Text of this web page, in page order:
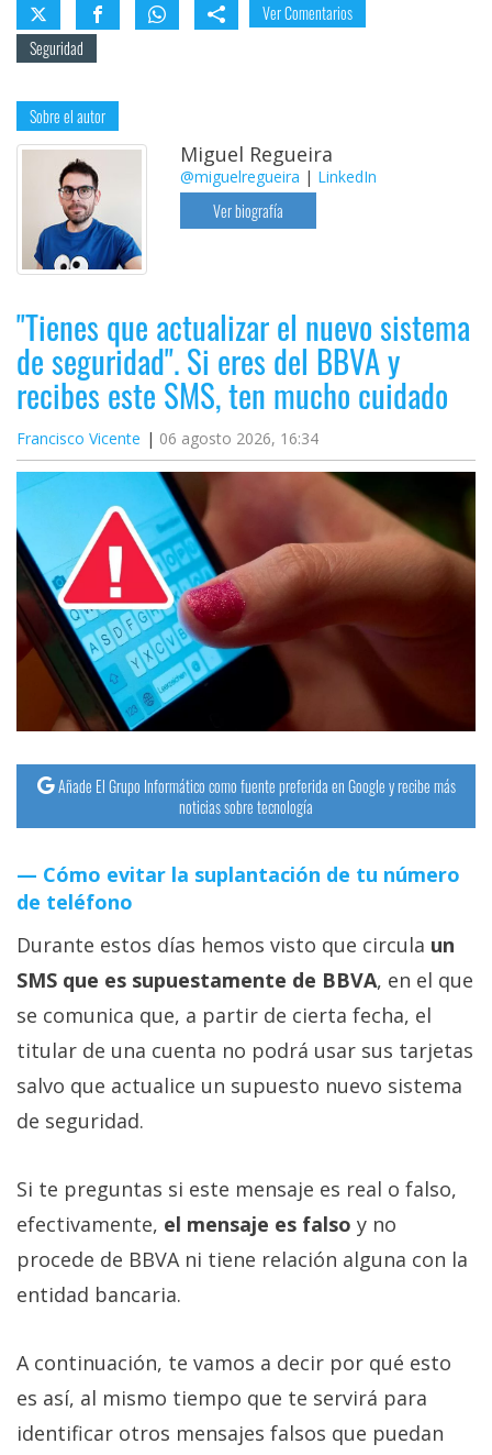
Ver Comentarios
Seguridad
Sobre el autor
Miguel Regueira
@miguelregueira | LinkedIn
Ver biografía
"Tienes que actualizar el nuevo sistema
de seguridad". Si eres del BBVA y
recibes este SMS, ten mucho cuidado
Francisco Vicente 06 agosto 2026, 16:34
Añade El Grupo Informático como fuente preferida en Google y recibe más
noticias sobre tecnología
Cómo evitar la suplantación de tu número
de teléfono
Durante estos días hemos visto que circula un
SMS que es supuestamente de BBVA, en el que
se comunica que, a partir de cierta fecha, el
titular de una cuenta no podrá usar sus tarjetas
salvo que actualice un supuesto nuevo sistema
de seguridad.
Si te preguntas si este mensaje es real o falso,
efectivamente, el mensaje es falso y no
procede de BBVA ni tiene relación alguna con la
entidad bancaria.
A continuación, te vamos a decir por qué esto
es así, al mismo tiempo que te servirá para
identificar otros mensajes falsos que puedan